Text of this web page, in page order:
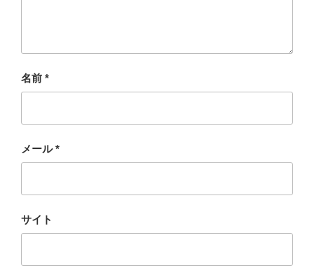
名前 *
メール*
サイト